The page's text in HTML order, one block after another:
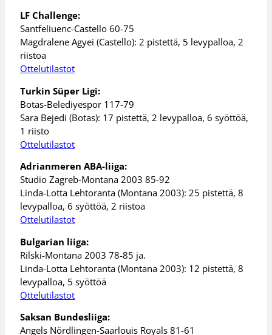
LF Challenge:
Santfeliuenc-Castello 60-75
Magdralene Agyei (Castello): 2 pistettä, 5 levypalloa, 2
riistoa
Ottelutilastot
Turkin Süper Ligi:
Botas-Belediyespor 117-79
Sara Bejedi (Botas): 17 pistettä, 2 levypalloa, 6 syöttöä,
1 riisto
Ottelutilastot
Adrianmeren ABA-liiga:
Studio Zagreb-Montana 2003 85-92
Linda-Lotta Lehtoranta (Montana 2003): 25 pistettä, 8
levypalloa, 6 syöttöä, 2 riistoa
Ottelutilastot
Bulgarian liiga:
Rilski-Montana 2003 78-85 ja.
Linda-Lotta Lehtoranta (Montana 2003): 12 pistettä, 8
levypalloa, 5 syöttöä
Ottelutilastot
Saksan Bundesliiga:
Angels Nördlingen-Saarlouis Royals 81-61